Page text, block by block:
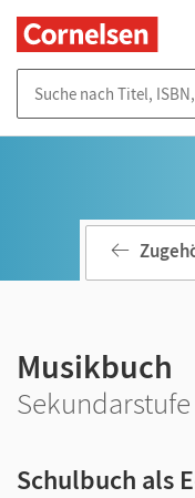
Musikbuch
Sekundarstufe
Schulbuch als